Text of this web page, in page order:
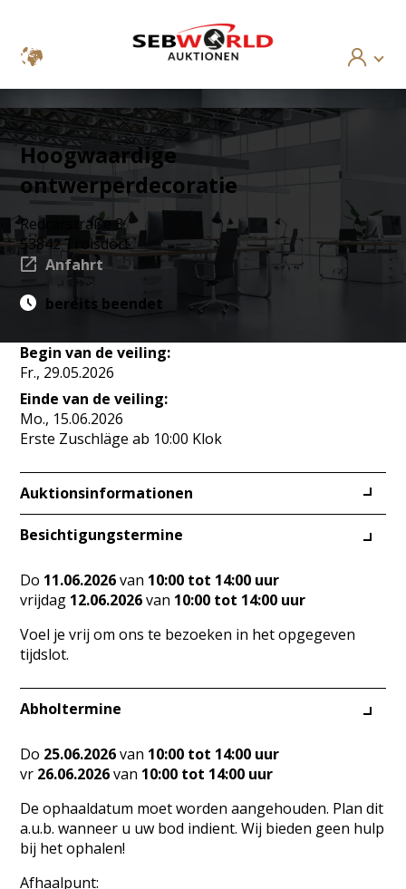
Hoogwaardige
ontwerperdecoratie
Redcarstraße 3
53842 Troisdorf
Anfahrt
bereits beendet
Begin van de veiling:
Fr., 29.05.2026
Einde van de veiling:
Mo., 15.06.2026
Erste Zuschläge ab 10:00 Klok
Auktionsinformationen
Besichtigungstermine
Do 11.06.2026van 10:00 tot 14:00 uur
vrijdag 12.06.2026van 10:00 tot 14:00 uur
Voel je vrij om ons te bezoeken in het opgegeven
tijdslot.
Abholtermine
Do 25.06.2026van 10:00 tot 14:00 uur
vr 26.06.2026van 10:00 tot 14:00 uur
De ophaaldatum moet worden aangehouden. Plan dit
a.u.b. wanneer u uw bod indient. Wij bieden geen hulp
bij het ophalen!
Afhaalpunt: